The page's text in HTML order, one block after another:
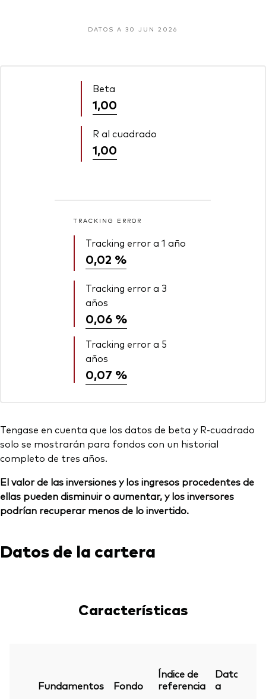
DATOS A 30 JUN 2026
Beta
1,00
R al cuadrado
1,00
TRACKING ERROR
Tracking error a 1 año
0,02 %
Tracking error a 3
años
0,06 %
Tracking error a 5
años
0,07 %
Tengase en cuenta que los datos de beta y R-cuadrado
solo se mostrarán para fondos con un historial
completo de tres años.
El valor de las inversiones y los ingresos procedentes de
ellas pueden disminuir o aumentar, y los inversores
podrían recuperar menos de lo invertido.
Datos de la cartera
Características
Fundamentos Fondo
Índice de
referencia
Datos
a